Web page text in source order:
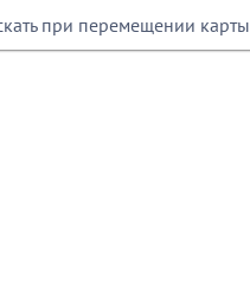
при перемещении карты